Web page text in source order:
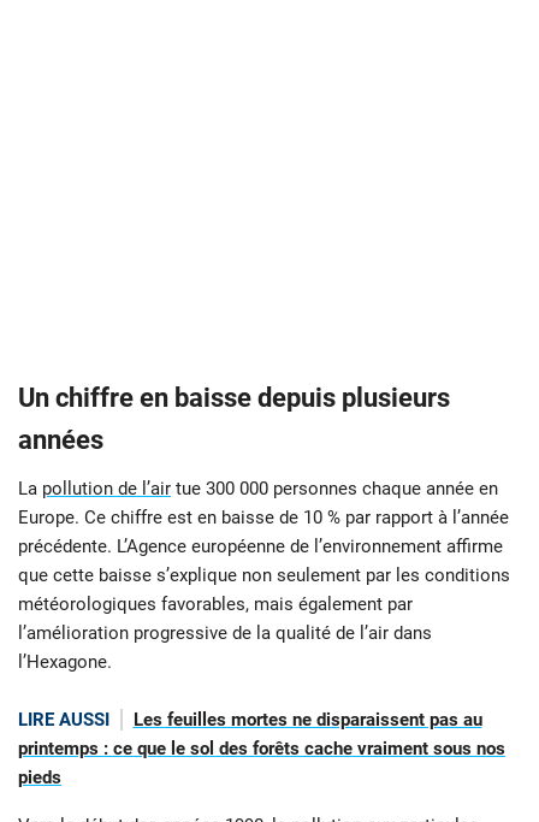
Un chiffre en baisse depuis plusieurs
années
La pollution de l’air tue 300 000 personnes chaque année en
Europe. Ce chiffre est en baisse de 10 % par rapport à l’année
précédente. L’Agence européenne de l’environnement affirme
que cette baisse s’explique non seulement par les conditions
météorologiques favorables, mais également par
l’amélioration progressive de la qualité de l’air dans
l’Hexagone.
LIRE AUSSI
Les feuilles mortes ne disparaissent pas au
printemps : ce que le sol des forêts cache vraiment sous nos
pieds